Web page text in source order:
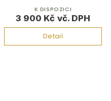
3 900 Kč
Detail
K DISPOZICI